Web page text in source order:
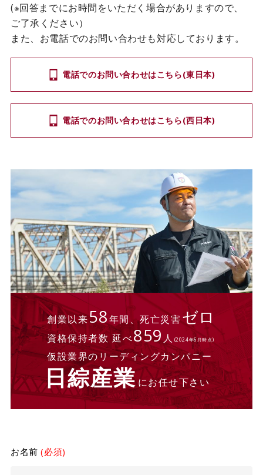
(※回答までにお時間をいただく場合がありますので、
ご了承ください）
また、お電話でのお問い合わせも対応しております。
電話でのお問い合わせはこちら(東日本)
電話でのお問い合わせはこちら(西日本)
創業以来58年間、死亡災害ゼロ
資格保持者数 延べ859人 (2024年6月時点)
仮設業界のリーディングカンパニー
日綜産業にお任せ下さい
お名前(必須)